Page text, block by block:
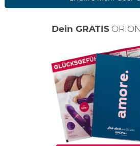
Dein GRATIS